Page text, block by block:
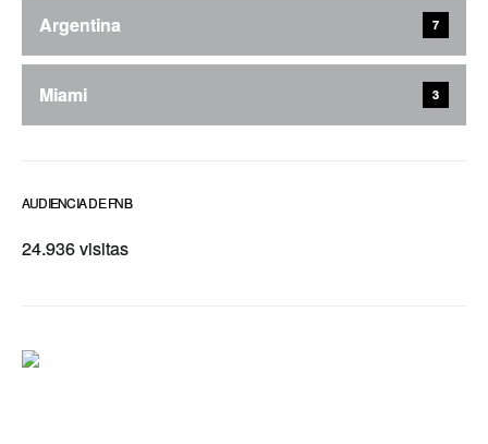
Argentina 7
Miami 3
AUDIENCIA DE FNB
24.936 visitas